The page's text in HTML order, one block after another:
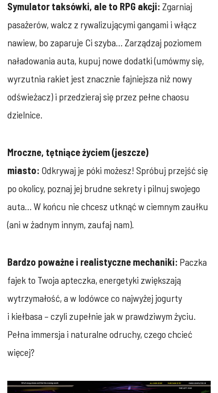
Symulator taksówki, ale to RPG akcji: Zgarniaj
pasażerów, walcz z rywalizującymi gangami i włącz
nawiew, bo zaparuje Ci szyba… Zarządzaj poziomem
naładowania auta, kupuj nowe dodatki (umówmy się,
wyrzutnia rakiet jest znacznie fajniejsza niż nowy
odświeżacz) i przedzieraj się przez pełne chaosu
dzielnice.
Mroczne, tętniące życiem (jeszcze)
miasto: Odkrywaj je póki możesz! Spróbuj przejść się
po okolicy, poznaj jej brudne sekrety i pilnuj swojego
auta… W końcu nie chcesz utknąć w ciemnym zaułku
(ani w żadnym innym, zaufaj nam).
Bardzo poważne i realistyczne mechaniki: Paczka
fajek to Twoja apteczka, energetyki zwiększają
wytrzymałość, a w lodówce co najwyżej jogurty
i kiełbasa – czyli zupełnie jak w prawdziwym życiu.
Pełna immersja i naturalne odruchy, czego chcieć
więcej?